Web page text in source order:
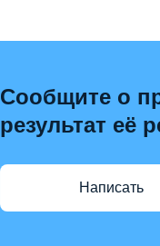
Сообщите о
результат её
Написать